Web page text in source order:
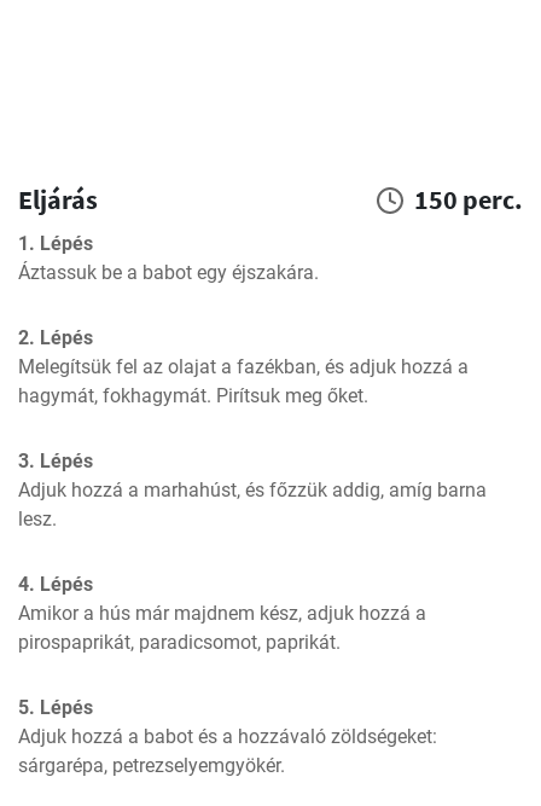
Eljárás 150 perc.
1. Lépés
Áztassuk be a babot egy éjszakára.
2. Lépés
Melegítsük fel az olajat a fazékban, és adjuk hozzá a
hagymát, fokhagymát. Pirítsuk meg őket.
3. Lépés
Adjuk hozzá a marhahúst, és főzzük addig, amíg barna
lesz.
4. Lépés
Amikor a hús már majdnem kész, adjuk hozzá a
pirospaprikát, paradicsomot, paprikát.
5. Lépés
Adjuk hozzá a babot és a hozzávaló zöldségeket:
sárgarépa, petrezselyemgyökér.